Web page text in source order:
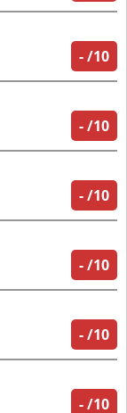
-/10
-/10
-/10
-/10
-/10
-/10